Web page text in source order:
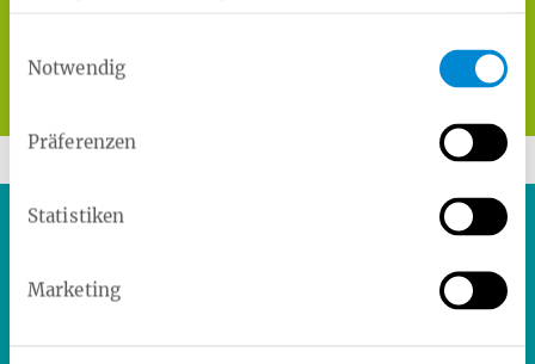
Notwendig
Präferenzen
Statistiken
Marketing